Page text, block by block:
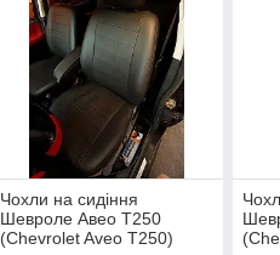
Чохли на сидіння
Шевроле Авео Т250
(Chevrolet Aveo T250)